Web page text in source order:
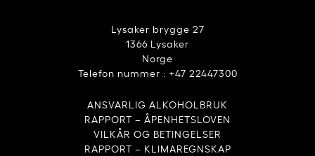
Lysaker brygge 27
1366 Lysaker
Norge
Telefon nummer : +47 22447300
ANSVARLIG ALKOHOLBRUK
RAPPORT – ÅPENHETSLOVEN
VILKÅR OG BETINGELSER
RAPPORT – KLIMAREGNSKAP